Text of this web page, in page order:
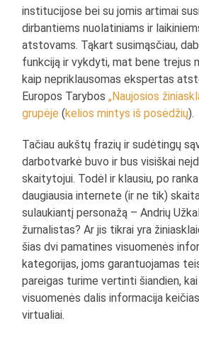
institucijose bei su jomis artimai
dirbantiems nuolatiniams ir
atstovams. Tąkart susimąsčiau,
funkciją ir vykdyti, mat bene trejus
kaip nepriklausomas ekspertas
Europos Tarybos„Naujosios
grupėje (kelios mintys iš posėdžių).
Tačiau aukštų frazių ir sudėtingų
darbotvarkė buvo ir bus visiškai
skaitytojui. Todėl ir klausiu, po
daugiausia internete (ir ne tik)
sulaukiantį personažą – Andrių
žurnalistas? Ar jis tikrai yra
šias dvi pamatines visuomenės
kategorijas, joms garantuojamas
pareigas turime vertinti šiandien,
visuomenės dalis informacija
virtualiai.